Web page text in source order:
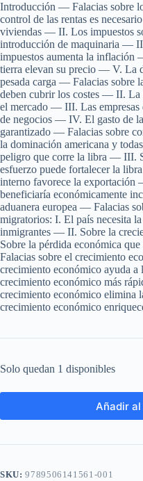
Introducción — Falacias sobre
control de las rentas es
viviendas — II. Los impuestos
introducción de maquinaria —
impuestos aumenta la inflación
tierra elevan su precio — V. La
pesada carga — Falacias sobre
deben cubrir los costes — II. La
el mercado — III. Las empresas
de negocios — IV. El gasto de
garantizado — Falacias sobre
la dominación americana y
peligro que corre la libra — III.
esfuerzo puede fortalecer la
interno favorece la exportación
beneficiaría económicamente
aduanera europea — Falacias
migratorios: I. El país necesita
inmigrantes — II. Sobre la
Sobre la pérdida económica
Falacias sobre el crecimiento
crecimiento económico ayuda
crecimiento económico más
crecimiento económico
crecimiento económico
Solo quedan 1 disponibles
Añadir
SKU:9789506141561-001